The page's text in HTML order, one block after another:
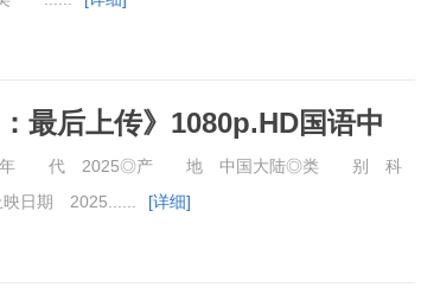
最后上传》1080p.HD国语中
◎年 代 2025◎产 地 中国大陆◎类 别 科
日期 2025......
[详细]